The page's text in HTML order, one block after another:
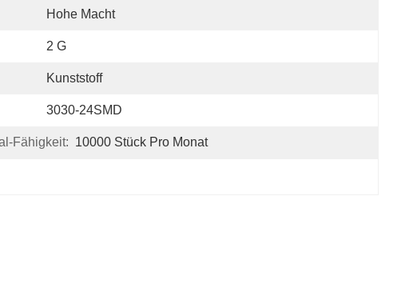
Hohe Macht
2 G
Kunststoff
3030-24SMD
Fähigkeit: 10000 Stück Pro Monat